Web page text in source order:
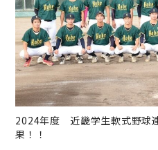
2024年度 近畿学生軟式野
果！！